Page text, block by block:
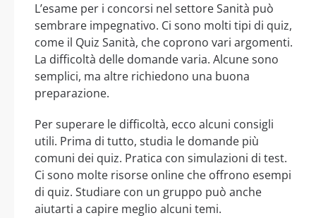
L’esame per i concorsi nel settore Sanità può
sembrare impegnativo. Ci sono molti tipi di quiz,
come il Quiz Sanità, che coprono vari argomenti.
La difficoltà delle domande varia. Alcune sono
semplici, ma altre richiedono una buona
preparazione.
Per superare le difficoltà, ecco alcuni consigli
utili. Prima di tutto, studia le domande più
comuni dei quiz. Pratica con simulazioni di test.
Ci sono molte risorse online che offrono esempi
di quiz. Studiare con un gruppo può anche
aiutarti a capire meglio alcuni temi.